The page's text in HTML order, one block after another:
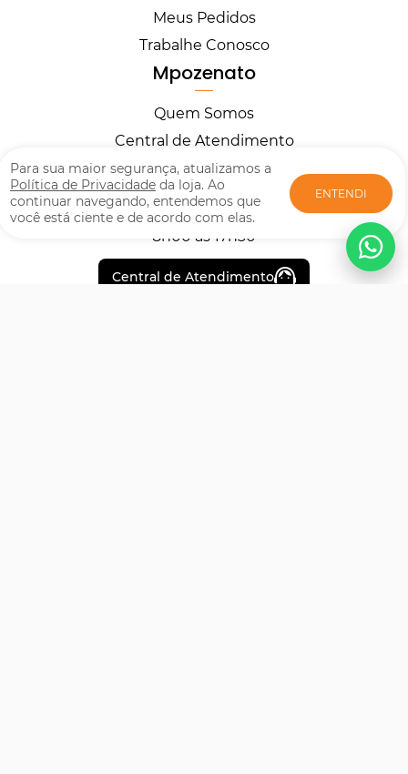
Para sua maior segurança, atualizamos a
Política de Privacidade da loja. Ao
continuar navegando, entendemos que
você está ciente e de acordo com elas.
ENTENDI
Meus Pedidos
Trabalhe Conosco
Mpozenato
Quem Somos
Central de Atendimento
Horários
Segunda à Sexta
8h00 às 17h30
Central de Atendimento